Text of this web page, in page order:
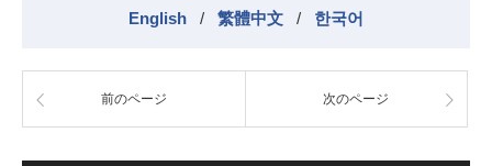
English
/ 繁體中文 / 한국어
前のページ 次のページ